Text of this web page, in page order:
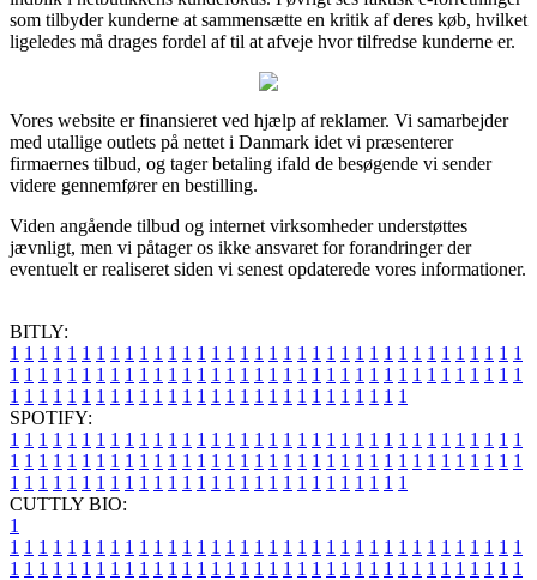
som tilbyder kunderne at sammensætte en kritik af deres køb, hvilket
ligeledes må drages fordel af til at afveje hvor tilfredse kunderne er.
Vores website er finansieret ved hjælp af reklamer. Vi samarbejder
med utallige outlets på nettet i Danmark idet vi præsenterer
firmaernes tilbud, og tager betaling ifald de besøgende vi sender
videre gennemfører en bestilling.
Viden angående tilbud og internet virksomheder understøttes
jævnligt, men vi påtager os ikke ansvaret for forandringer der
eventuelt er realiseret siden vi senest opdaterede vores informationer.
BITLY:
1 1 1 1 1 1 1 1 1 1 1 1 1 1 1 1 1 1 1 1 1 1 1 1 1 1 1 1 1 1 1 1 1 1 1 1
1 1 1 1 1 1 1 1 1 1 1 1 1 1 1 1 1 1 1 1 1 1 1 1 1 1 1 1 1 1 1 1 1 1 1 1
1 1 1 1 1 1 1 1 1 1 1 1 1 1 1 1 1 1 1 1 1 1 1 1 1 1 1 1
SPOTIFY:
1 1 1 1 1 1 1 1 1 1 1 1 1 1 1 1 1 1 1 1 1 1 1 1 1 1 1 1 1 1 1 1 1 1 1 1
1 1 1 1 1 1 1 1 1 1 1 1 1 1 1 1 1 1 1 1 1 1 1 1 1 1 1 1 1 1 1 1 1 1 1 1
1 1 1 1 1 1 1 1 1 1 1 1 1 1 1 1 1 1 1 1 1 1 1 1 1 1 1 1
CUTTLY BIO:
1
1 1 1 1 1 1 1 1 1 1 1 1 1 1 1 1 1 1 1 1 1 1 1 1 1 1 1 1 1 1 1 1 1 1 1 1
1 1 1 1 1 1 1 1 1 1 1 1 1 1 1 1 1 1 1 1 1 1 1 1 1 1 1 1 1 1 1 1 1 1 1 1